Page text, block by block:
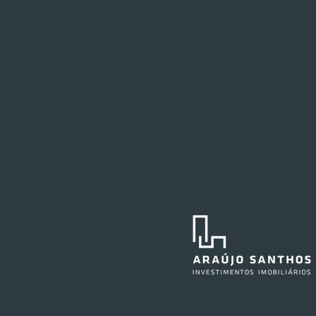
em 2027. O edifício já abrigou a
agência central do Santander e,
anteriormente, também sediou as